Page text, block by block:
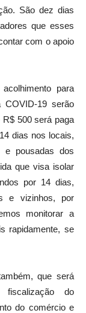
São dez dias
que esses
com o apoio
para
19 serão
500 será paga
dias nos locais,
e pousadas dos
que visa isolar
por 14 dias,
e vizinhos, por
monitorar a
rapidamente, se
que será
do
do comércio e